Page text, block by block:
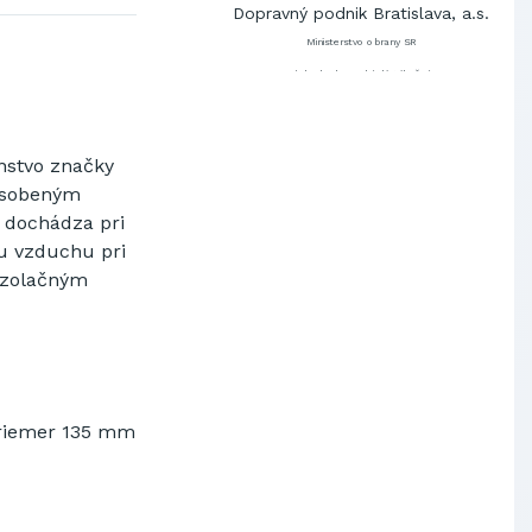
značky
pri
vzduchu pri
135 mm
Dopravný podnik Bratislava, a.s.
Ministerstvo obrany SR
Východoslovenská distribučná,